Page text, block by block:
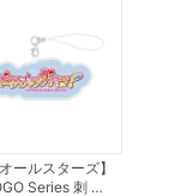
ールスターズ】
Series 刺 …